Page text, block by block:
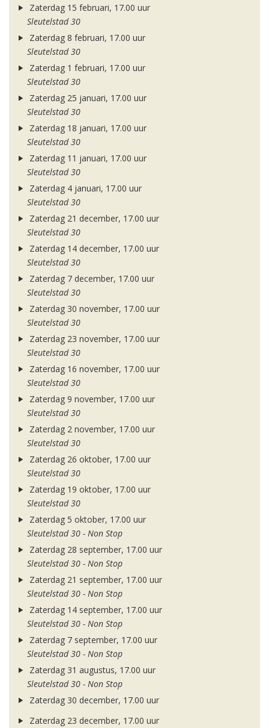
Zaterdag 15 februari, 17.00 uur
Sleutelstad 30
Zaterdag 8 februari, 17.00 uur
Sleutelstad 30
Zaterdag 1 februari, 17.00 uur
Sleutelstad 30
Zaterdag 25 januari, 17.00 uur
Sleutelstad 30
Zaterdag 18 januari, 17.00 uur
Sleutelstad 30
Zaterdag 11 januari, 17.00 uur
Sleutelstad 30
Zaterdag 4 januari, 17.00 uur
Sleutelstad 30
Zaterdag 21 december, 17.00 uur
Sleutelstad 30
Zaterdag 14 december, 17.00 uur
Sleutelstad 30
Zaterdag 7 december, 17.00 uur
Sleutelstad 30
Zaterdag 30 november, 17.00 uur
Sleutelstad 30
Zaterdag 23 november, 17.00 uur
Sleutelstad 30
Zaterdag 16 november, 17.00 uur
Sleutelstad 30
Zaterdag 9 november, 17.00 uur
Sleutelstad 30
Zaterdag 2 november, 17.00 uur
Sleutelstad 30
Zaterdag 26 oktober, 17.00 uur
Sleutelstad 30
Zaterdag 19 oktober, 17.00 uur
Sleutelstad 30
Zaterdag 5 oktober, 17.00 uur
Sleutelstad 30 - Non Stop
Zaterdag 28 september, 17.00 uur
Sleutelstad 30 - Non Stop
Zaterdag 21 september, 17.00 uur
Sleutelstad 30 - Non Stop
Zaterdag 14 september, 17.00 uur
Sleutelstad 30 - Non Stop
Zaterdag 7 september, 17.00 uur
Sleutelstad 30 - Non Stop
Zaterdag 31 augustus, 17.00 uur
Sleutelstad 30 - Non Stop
Zaterdag 30 december, 17.00 uur
Zaterdag 23 december, 17.00 uur